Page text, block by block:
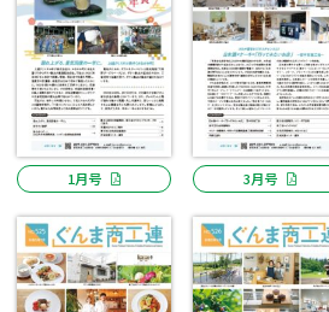
1月号 3月号